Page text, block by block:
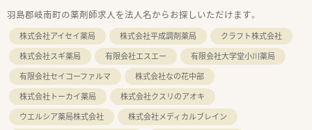
羽島郡岐南町の薬剤師求人を法人名からお探しいただけます。
株式会社アイセイ薬局 株式会社平成調剤薬局
クラフト株式会社
株式会社スギ薬局
有限会社エスエー
有限会社大学堂小川薬局
有限会社セイコーファルマ
株式会社なの花中部
株式会社トーカイ薬局
株式会社クスリのアオキ
ウエルシア薬局株式会社
株式会社メディカルブレイン